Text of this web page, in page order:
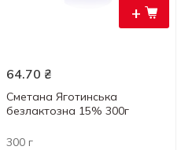
+
64.70 ₴
Сметана Яготинська
безлактозна 15% 300г
300 г